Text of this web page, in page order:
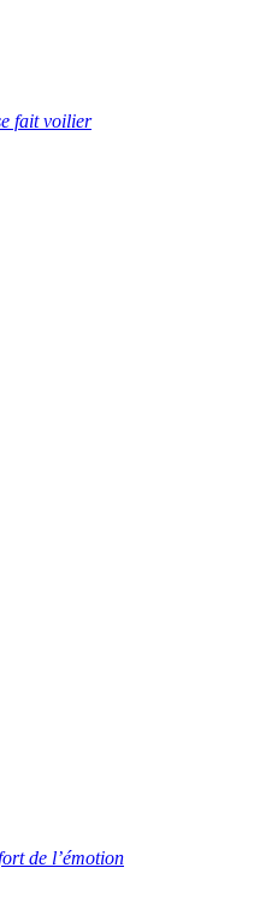
fait voilier
de l’émotion